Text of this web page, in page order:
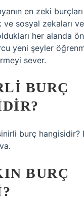
en zeki
ve sosyal zekaları
her alanda
yeni şeyler
sever.
BURÇ
burç hangisidir?
BURÇ